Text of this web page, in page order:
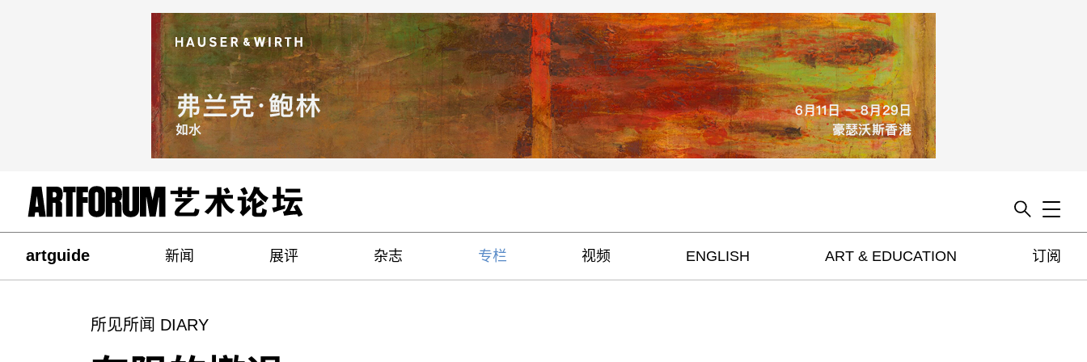
Toggle
artguide 新闻 展评 杂志 专栏 视频 ENGLISH ART & EDUCATION 订阅
所见所闻 DIARY